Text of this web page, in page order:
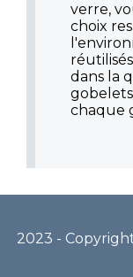
verre,
choix
dans la
chaque
2023 -